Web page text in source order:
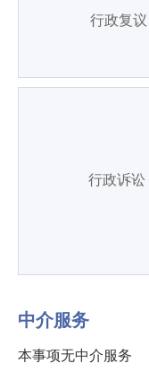
行政复议
行政诉讼
中介服务
本事项无中介服务